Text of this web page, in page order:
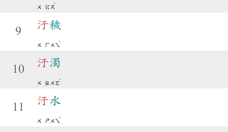
ㄨ ㄍㄡ
ˋ
9
汙穢
ㄨ ㄏㄨㄟ
ˋ
10
汙濁
ㄨ ㄓㄨㄛ
ˊ
11
汙水
ㄨ ㄕㄨㄟ
ˇ